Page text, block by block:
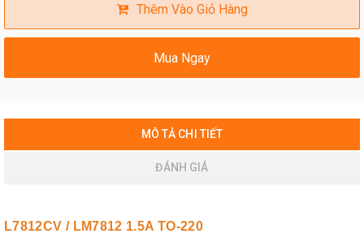
Thêm Vào Giỏ Hàng
Mua Ngay
MÔ TẢ CHI TIẾT
ĐÁNH GIÁ
L7812CV / LM7812 1.5A TO-220